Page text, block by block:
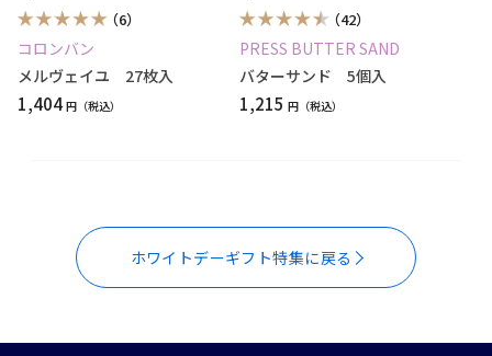
（6）
コロンバン
メルヴェイユ 27枚入
1,404円
（42）
PRESS BUTTER SAND
バターサンド 5個入
1,215 円
ホワイトデーギフト特集に戻る